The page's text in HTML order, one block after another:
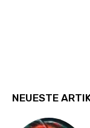
NEUESTE